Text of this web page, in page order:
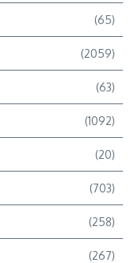
(65)
(2059)
(63)
(1092)
(20)
(703)
(258)
(267)